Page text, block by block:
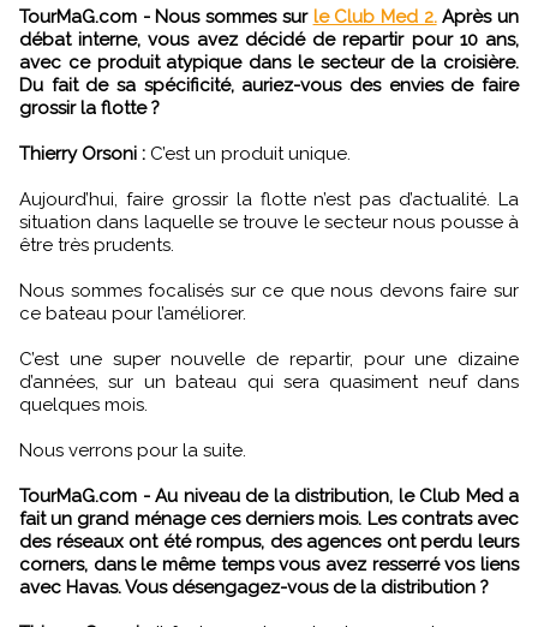
TourMaG.com - Nous sommes sur le Club Med 2. Après un
débat interne, vous avez décidé de repartir pour 10 ans,
avec ce produit atypique dans le secteur de la croisière.
Du fait de sa spécificité, auriez-vous des envies de faire
grossir la flotte ?
Thierry Orsoni : C’est un produit unique.
Aujourd’hui, faire grossir la flotte n’est pas d’actualité. La
situation dans laquelle se trouve le secteur nous pousse à
être très prudents.
Nous sommes focalisés sur ce que nous devons faire sur
ce bateau pour l’améliorer.
C’est une super nouvelle de repartir, pour une dizaine
d’années, sur un bateau qui sera quasiment neuf dans
quelques mois.
Nous verrons pour la suite.
TourMaG.com - Au niveau de la distribution, le Club Med a
fait un grand ménage ces derniers mois. Les contrats avec
des réseaux ont été rompus, des agences ont perdu leurs
corners, dans le même temps vous avez resserré vos liens
avec Havas. Vous désengagez-vous de la distribution ?